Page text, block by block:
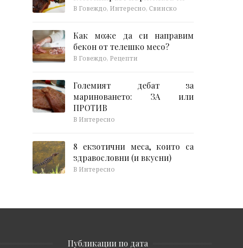
В Говеждо, Интересно, Свинско
Как може да си направим
бекон от телешко месо?
В Говеждо, Рецепти
Големият дебат за
мариноването: ЗА или
ПРОТИВ
В Интересно
8 екзотични меса, които са
здравословни (и вкусни)
В Интересно
Публикации по дата